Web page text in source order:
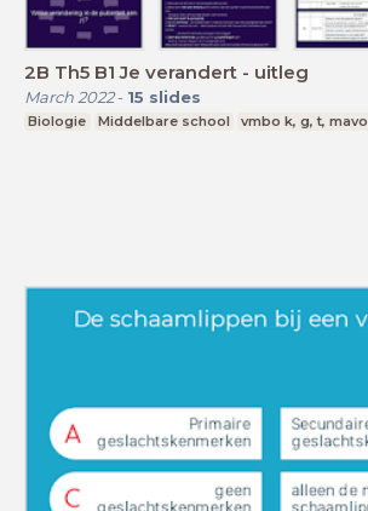
2B Th5 B1 Je verandert - uitleg
March 2022- 15 slides
Biologie Middelbare school vmbo k, g, t, mavo